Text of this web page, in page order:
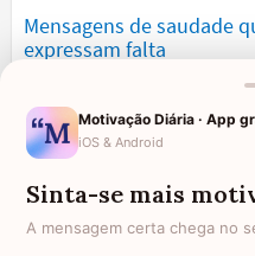
Mensagens de saudade
expressam falta
Mensagens de otimismo
confiança
Mensagens para
palavras lindas
Motivação Diária · App
iOS & Android
Sinta-se mais
A mensagem certa chega no